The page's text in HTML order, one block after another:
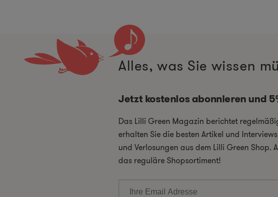
Alles, was Sie wissen
Jetzt kostenlos abonnieren und
Das Lilli Green Magazin berichtet
erhalten Sie die besten Artikel und
und Verlosungen aus dem Lilli Green
das reguläre Shopsortiment!